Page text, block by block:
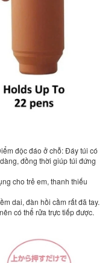
độc đáo ở chỗ: Đáy túi có
đồng thời giúp túi đứng
cho trẻ em, thanh thiếu
dai, đàn hồi cầm rất đã tay.
có thể rửa trực tiếp được.